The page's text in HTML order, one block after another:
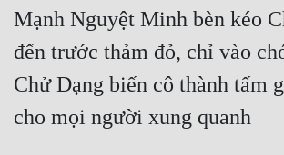
Mạnh Nguyệt Minh bèn kéo
đến trước thảm đỏ, chỉ vào
Chử Dạng biến cô thành tấm
cho mọi người xung quanh